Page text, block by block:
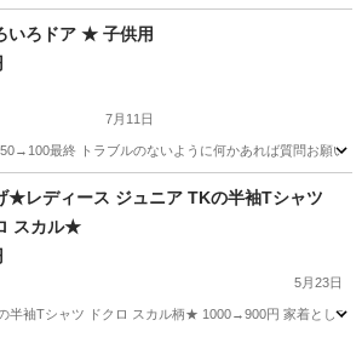
キッズ用品 女児
いろドア ★ 子供用
7月11日
最終 トラブルのないように何かあれば質問お願い
本/CD/DVD
★レディース ジュニア TKの半袖Tシャツ
スカル★
5月23日
半袖Tシャツ ドクロ スカル柄★ 1000→900円 家着として